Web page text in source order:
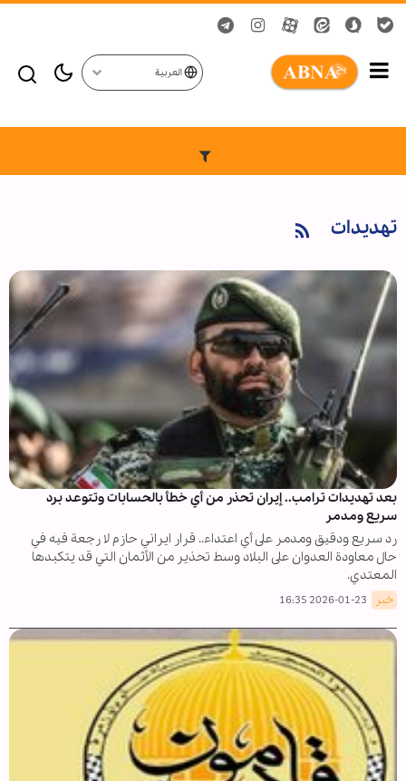
العربية
تهديدات
بعد تهديدات ترامب.. إيران تحذر من أي خطأ بالحسابات وتتوعد برد
سريع ومدمر
رد سريع ودقيق ومدمر على أي اعتداء.. قرار ايراني حازم لا رجعة فيه في
حال معاودة العدوان على البلاد وسط تحذير من الأثمان التي قد يتكبدها
المعتدي.
خبر 2026-01-23 16:35